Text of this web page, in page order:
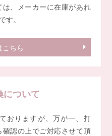
、メーカーに在庫があれ
。
ちら
について
おりますが、万が一、打
認の上でご対応させて頂